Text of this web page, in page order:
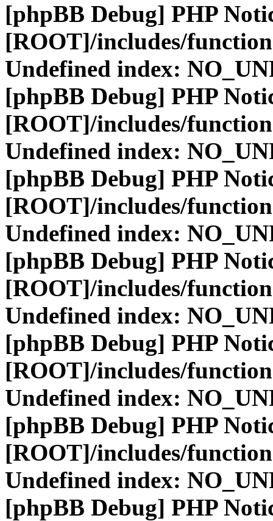
[phpBB Debug] PHP
[ROOT]/includes/
Undefined index:
[phpBB Debug] PHP
[ROOT]/includes/
Undefined index:
[phpBB Debug] PHP
[ROOT]/includes/
Undefined index:
[phpBB Debug] PHP
[ROOT]/includes/
Undefined index:
[phpBB Debug] PHP
[ROOT]/includes/
Undefined index:
[phpBB Debug] PHP
[ROOT]/includes/
Undefined index:
[phpBB Debug] PHP